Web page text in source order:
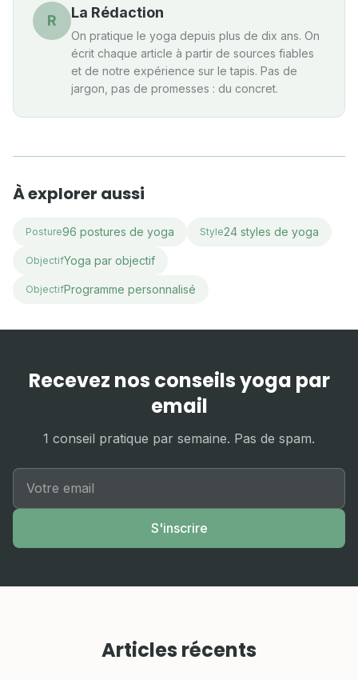
R La Rédaction
On pratique le yoga depuis plus de dix ans. On
écrit chaque article à partir de sources fiables
et de notre expérience sur le tapis. Pas de
jargon, pas de promesses : du concret.
À explorer aussi
Posture96 postures de yoga Style24 styles de yoga
ObjectifYoga par objectif
ObjectifProgramme personnalisé
Recevez nos conseils yoga par
email
1 conseil pratique par semaine. Pas de spam.
S'inscrire
Articles récents